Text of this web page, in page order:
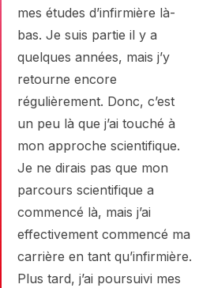
mes études d’infirmière là-
bas. Je suis partie il y a
quelques années, mais j’y
retourne encore
régulièrement. Donc, c’est
un peu là que j’ai touché à
mon approche scientifique.
Je ne dirais pas que mon
parcours scientifique a
commencé là, mais j’ai
effectivement commencé ma
carrière en tant qu’infirmière.
Plus tard, j’ai poursuivi mes